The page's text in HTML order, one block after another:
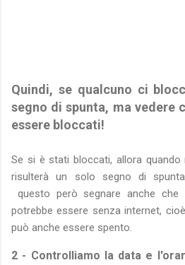
Quindi, se qualcuno ci
segno di spunta, ma vedere
essere bloccati!
Se si è stati bloccati, allora quando
risulterà un solo segno di
questo però segnare anche che
potrebbe essere senza internet,
può anche essere spento.
2 - Controlliamo la data e